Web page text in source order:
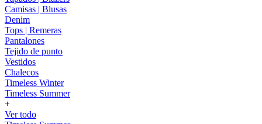
Camisas | Blusas
Denim
Tops | Remeras
Pantalones
Tejido de punto
Vestidos
Chalecos
Timeless Winter
Timeless Summer
+
Ver todo